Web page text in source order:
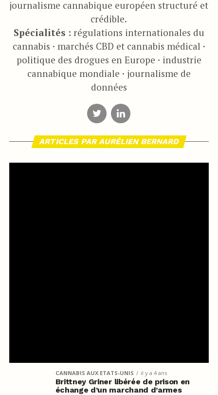
journalisme cannabique européen structuré et
crédible.
Spécialités : régulations internationales du
cannabis · marchés CBD et cannabis médical ·
politique des drogues en Europe · industrie
cannabique mondiale · journalisme de
données
ARTICLES PAR AURÉLIEN BERNARD
CANNABIS AUX ETATS-UNIS il y a 4 ans
Brittney Griner libérée de prison en
échange d’un marchand d’armes